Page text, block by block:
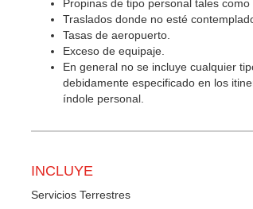
Propinas de tipo personal tales
Traslados donde no esté
Tasas de aeropuerto.
Exceso de equipaje.
En general no se incluye cualquier
debidamente especificado en los
índole personal.
INCLUYE
Servicios Terrestres